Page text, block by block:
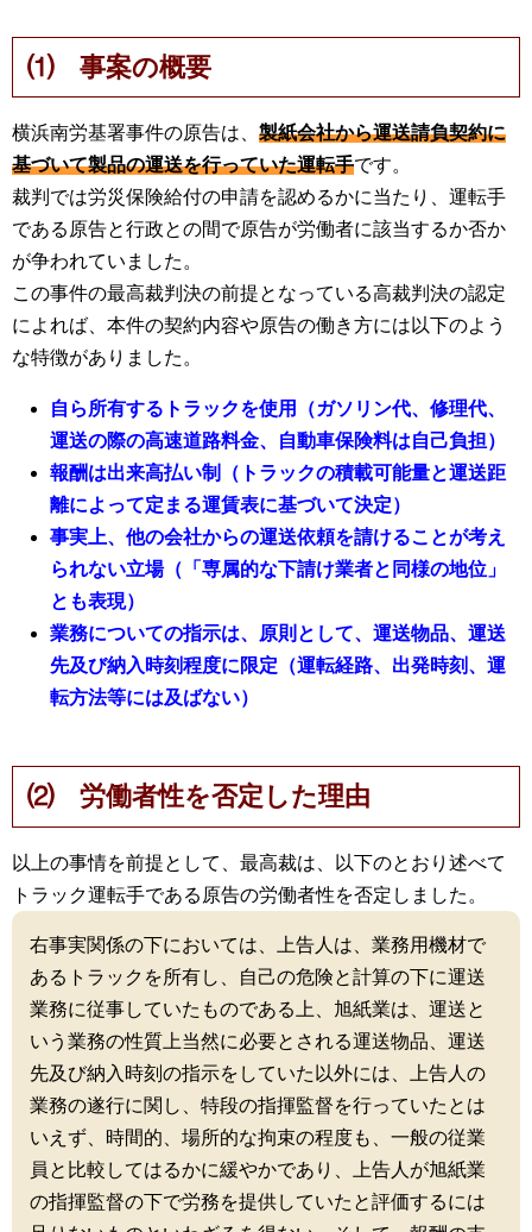
⑴ 事案の概要
横浜南労基署事件の原告は、 製紙会社から運送請負契約に
基づいて製品の運送を行っていた運転手です。
裁判では労災保険給付の申請を認めるかに当たり、運転手
である原告と行政との間で原告が労働者に該当するか否か
が争われていました。
この事件の最高裁判決の前提となっている高裁判決の認定
によれば、本件の契約内容や原告の働き方には以下のよう
な特徴がありました。
自ら所有するトラックを使用（ガソリン代、修理代、
運送の際の高速道路料金、自動車保険料は自己負担）
報酬は出来高払い制（トラックの積載可能量と運送距
離によって定まる運賃表に基づいて決定）
事実上、他の会社からの運送依頼を請けることが考え
られない立場（「専属的な下請け業者と同様の地位」
とも表現）
業務についての指示は、原則として、運送物品、運送
先及び納入時刻程度に限定（運転経路、出発時刻、運
転方法等には及ばない）
⑵ 労働者性を否定した理由
以上の事情を前提として、最高裁は、以下のとおり述べて
トラック運転手である原告の労働者性を否定しました。
右事実関係の下においては、上告人は、業務用機材で
あるトラックを所有し、自己の危険と計算の下に運送
業務に従事していたものである上、旭紙業は、運送と
いう業務の性質上当然に必要とされる運送物品、運送
先及び納入時刻の指示をしていた以外には、上告人の
業務の遂行に関し、特段の指揮監督を行っていたとは
いえず、時間的、場所的な拘束の程度も、一般の従業
員と比較してはるかに緩やかであり、上告人が旭紙業
の指揮監督の下で労務を提供していたと評価するには